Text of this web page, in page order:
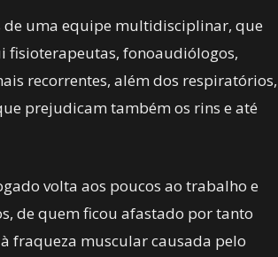
de uma equipe multidisciplinar, que
fisioterapeutas, fonoaudiólogos,
recorrentes, além dos respiratórios,
prejudicam também os rins e até
volta aos poucos ao trabalho e
de quem ficou afastado por tanto
fraqueza muscular causada pelo